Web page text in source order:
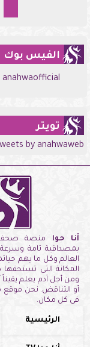
الفيس بوك
anahwaofficial
تويتر
by anahwaweb
أنا حوا منصة صحفية
بمصداقية تامة
العالم وكل ما يهم
المكانة التى
ومن أجل آدم يعلم
أو التناقض. نحن موقع
فى كل مكان.
الرئيسية